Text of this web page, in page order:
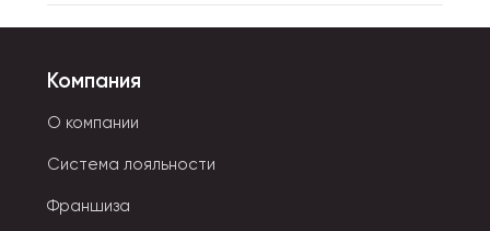
Компания
О компании
Система лояльности
Франшиза